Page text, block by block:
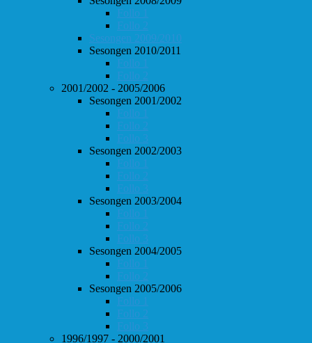
Follo 1
Follo 2
Sesongen 2009/2010
Sesongen 2010/2011
Follo 1
Follo 2
2001/2002 - 2005/2006
Sesongen 2001/2002
Follo 1
Follo 2
Follo 3
Sesongen 2002/2003
Follo 1
Follo 2
Follo 3
Sesongen 2003/2004
Follo 1
Follo 2
Follo 3
Sesongen 2004/2005
Follo 1
Follo 2
Sesongen 2005/2006
Follo 1
Follo 2
Follo 3
1996/1997 - 2000/2001